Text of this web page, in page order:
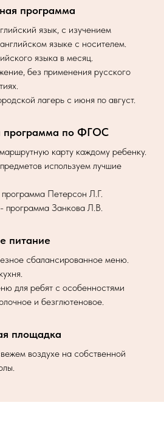
программа
язык, с изучением
языке с носителем.
языка в месяц.
без применения русского
лагерь с июня по август.
программа по ФГОС
карту каждому ребенку.
используем лучшие
Петерсон Л.Г.
программа Занкова Л.В.
питание
сбалансированное меню.
для ребят с особенностями
и безглютеновое.
площадка
воздухе на собственной